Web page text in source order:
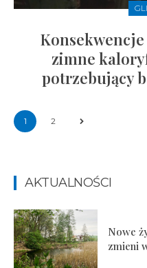
zimne
potrzebujący
1 2
AKTUALNOŚCI
Nowe
zmieni